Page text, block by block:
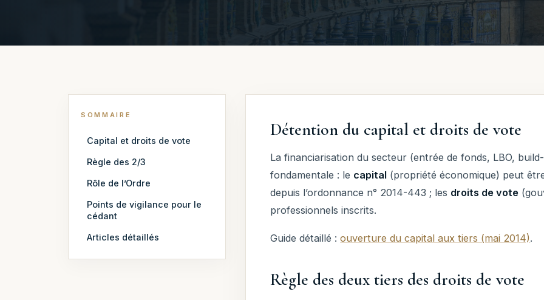
SOMMAIRE
Capital et droits de vote
Règle des 2/3
Rôle de l’Ordre
Points de vigilance pour le
cédant
Articles détaillés
Détention du capital et droits de vote
La financiarisation du secteur (entrée de fonds, LBO,
fondamentale : le capital (propriété économique) peut
depuis l’ordonnance n° 2014-443 ; les droits de vote
professionnels inscrits.
Guide détaillé :ouverture du capital aux tiers (mai 2014).
Règle des deux tiers des droits de vote